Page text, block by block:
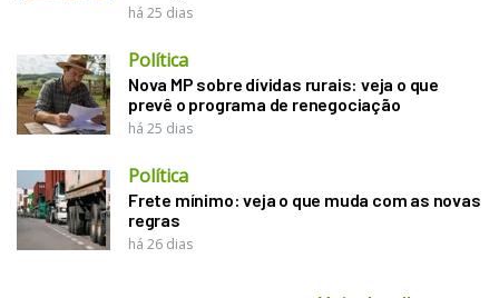
há 25 dias
Política
Nova MP sobre dívidas rurais: veja o que
prevê o programa de renegociação
há 25 dias
Política
Frete mínimo: veja o que muda com as novas
regras
há 26 dias